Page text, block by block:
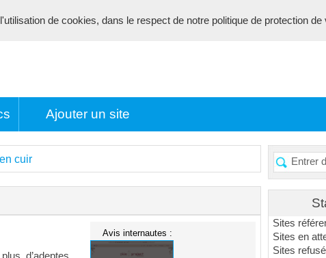
Ajouter un site
Sites
Sites en
Sites
cuir
Avis internautes :
de cookies, dans le respect de notre politique de protection de